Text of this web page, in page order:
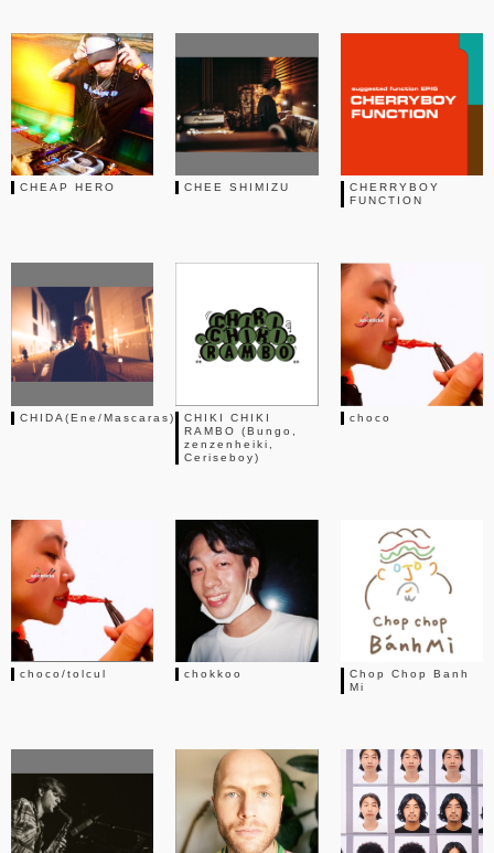
CHEAP HERO CHEE SHIMIZU
CHERRYBOY
FUNCTION
CHIDA(Ene/Mascaras)
CHIKI CHIKI
RAMBO (Bungo,
zenzenheiki,
Ceriseboy)
choco
choco/tolcul chokkoo
Chop Chop Banh
Mi